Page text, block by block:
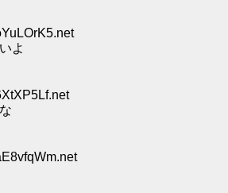
よ